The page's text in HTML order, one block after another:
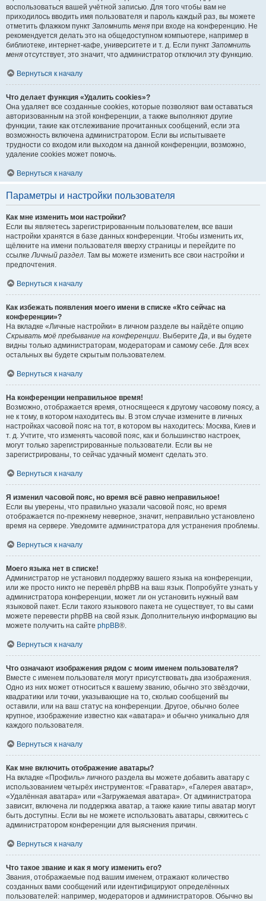
воспользоваться вашей учётной записью. Для того чтобы вам не
приходилось вводить имя пользователя и пароль каждый раз, вы можете
отметить флажком пункт Запомнить меня при входе на конференцию. Не
рекомендуется делать это на общедоступном компьютере, например в
библиотеке, интернет-кафе, университете и т. д. Если пункт Запомнить
меня отсутствует, это значит, что администратор отключил эту функцию.
Вернуться к началу
Что делает функция «Удалить cookies»?
Она удаляет все созданные cookies, которые позволяют вам оставаться
авторизованным на этой конференции, а также выполняют другие
функции, такие как отслеживание прочитанных сообщений, если эта
возможность включена администратором. Если вы испытываете
трудности со входом или выходом на данной конференции, возможно,
удаление cookies может помочь.
Вернуться к началу
Параметры и настройки пользователя
Как мне изменить мои настройки?
Если вы являетесь зарегистрированным пользователем, все ваши
настройки хранятся в базе данных конференции. Чтобы изменить их,
щёлкните на имени пользователя вверху страницы и перейдите по
ссылкеЛичный раздел. Там вы можете изменить все свои настройки и
предпочтения.
Вернуться к началу
Как избежать появления моего имени в списке «Кто сейчас на
конференции»?
На вкладке «Личные настройки» в личном разделе вы найдёте опцию
Скрывать моё пребывание на конференции. ВыберитеДа, и вы будете
видны только администраторам, модераторам и самому себе. Для всех
остальных вы будете скрытым пользователем.
Вернуться к началу
На конференции неправильное время!
Возможно, отображается время, относящееся к другому часовому поясу, а
не к тому, в котором находитесь вы. В этом случае измените в личных
настройках часовой пояс на тот, в котором вы находитесь: Москва, Киев и
т. д. Учтите, что изменять часовой пояс, как и большинство настроек,
могут только зарегистрированные пользователи. Если вы не
зарегистрированы, то сейчас удачный момент сделать это.
Вернуться к началу
Я изменил часовой пояс, но время всё равно неправильное!
Если вы уверены, что правильно указали часовой пояс, но время
отображается по-прежнему неверное, значит, неправильно установлено
время на сервере. Уведомите администратора для устранения проблемы.
Вернуться к началу
Моего языка нет в списке!
Администратор не установил поддержку вашего языка на конференции,
или же просто никто не перевёл phpBB на ваш язык. Попробуйте узнать у
администратора конференции, может ли он установить нужный вам
языковой пакет. Если такого языкового пакета не существует, то вы сами
можете перевести phpBB на свой язык. Дополнительную информацию вы
можете получить на сайте phpBB®.
Вернуться к началу
Что означают изображения рядом с моим именем пользователя?
Вместе с именем пользователя могут присутствовать два изображения.
Одно из них может относиться к вашему званию, обычно это звёздочки,
квадратики или точки, указывающие на то, сколько сообщений вы
оставили, или на ваш статус на конференции. Другое, обычно более
крупное, изображение известно как «аватара» и обычно уникально для
каждого пользователя.
Вернуться к началу
Как мне включить отображение аватары?
На вкладке «Профиль» личного раздела вы можете добавить аватару с
использованием четырёх инструментов: «Граватар», «Галерея аватар»,
«Удалённая аватара» или «Загружаемая аватара». От администратора
зависит, включена ли поддержка аватар, а также какие типы аватар могут
быть доступны. Если вы не можете использовать аватары, свяжитесь с
администратором конференции для выяснения причин.
Вернуться к началу
Что такое звание и как я могу изменить его?
Звания, отображаемые под вашим именем, отражают количество
созданных вами сообщений или идентифицируют определённых
пользователей: например, модераторов и администраторов. Обычно вы